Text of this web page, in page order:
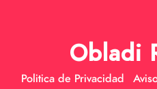
Obladi
Politica de Privacidad